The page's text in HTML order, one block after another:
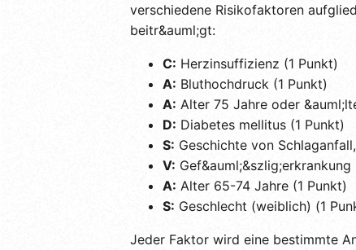
verschiedene Risikofaktoren
beitr&auml;gt:
C: Herzinsuffizienz (1 Punkt)
A: Bluthochdruck (1 Punkt)
A: Alter 75 Jahre oder
D: Diabetes mellitus (1 Punkt)
S: Geschichte von
V: Gef&auml;&szlig;erkrankung
A: Alter 65-74 Jahre (1 Punkt)
S: Geschlecht (weiblich) (1
Jeder Faktor wird eine bestimmte